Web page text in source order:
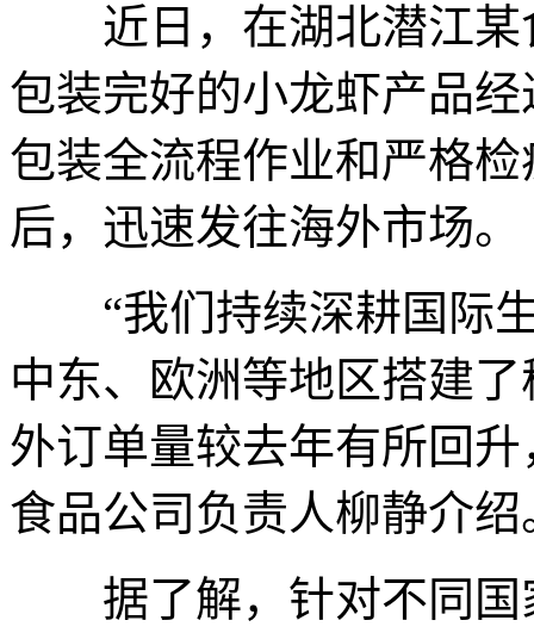
近日，在湖北潜江某
包装完好的小龙虾产品
包装全流程作业和严格
后，迅速发往海外市场。
“我们持续深耕国际生
中东、欧洲等地区搭建
外订单量较去年有所回
食品公司负责人柳静介绍
据了解，针对不同国